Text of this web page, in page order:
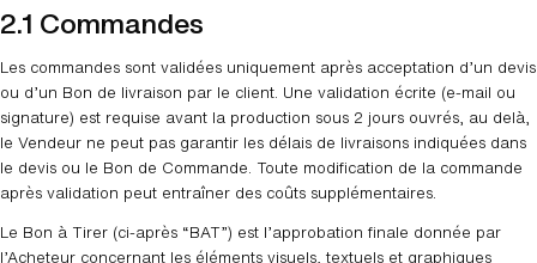
2.1 Commandes
Les commandes sont validées uniquement après acceptation d’un devis
ou d’un Bon de livraison par le client. Une validation écrite (e-mail ou
signature) est requise avant la production sous 2 jours ouvrés, au delà,
le Vendeur ne peut pas garantir les délais de livraisons indiquées dans
le devis ou le Bon de Commande. Toute modification de la commande
après validation peut entraîner des coûts supplémentaires.
Le Bon à Tirer (ci-après “BAT”) est l’approbation finale donnée par
l’Acheteur concernant les éléments visuels, textuels et graphiques